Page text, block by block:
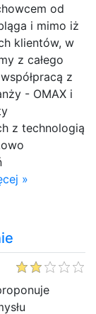
od
i mimo iż
klientów, w
z całego
z
- OMAX i
z technologią
»